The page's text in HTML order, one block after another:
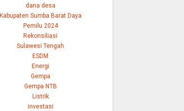
dana desa
Kabupaten Sumba Barat Daya
Pemilu 2024
Rekonsiliasi
Sulawesi Tengah
ESDM
Energi
Gempa
Gempa NTB
Listrik
investasi